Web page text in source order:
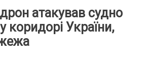
атакував судно
коридорі України,